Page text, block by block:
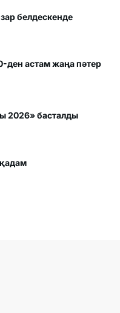
белдескенде
ден астам жаңа пәтер
2026» басталды